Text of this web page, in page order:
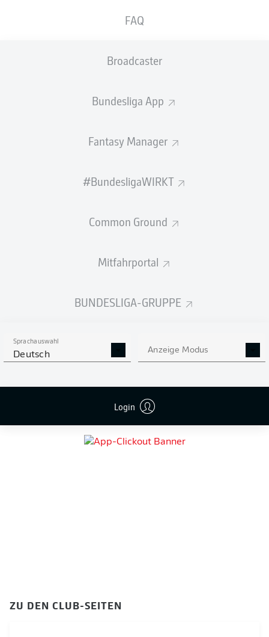
FAQ
Broadcaster
Bundesliga App
Fantasy Manager
#BundesligaWIRKT
Common Ground
Mitfahrportal
BUNDESLIGA-GRUPPE
Sprachauswahl
Deutsch Anzeige Modus
Login
am Samstag im Bundesliga-Heimspiel gegen den 1. FC
BAYERN HAT DIE SCHALE!
ZU DEN SPIELER-SEITEN
1 MANUEL
NEUER
TORHÜTER
ZU DEN CLUB-SEITEN